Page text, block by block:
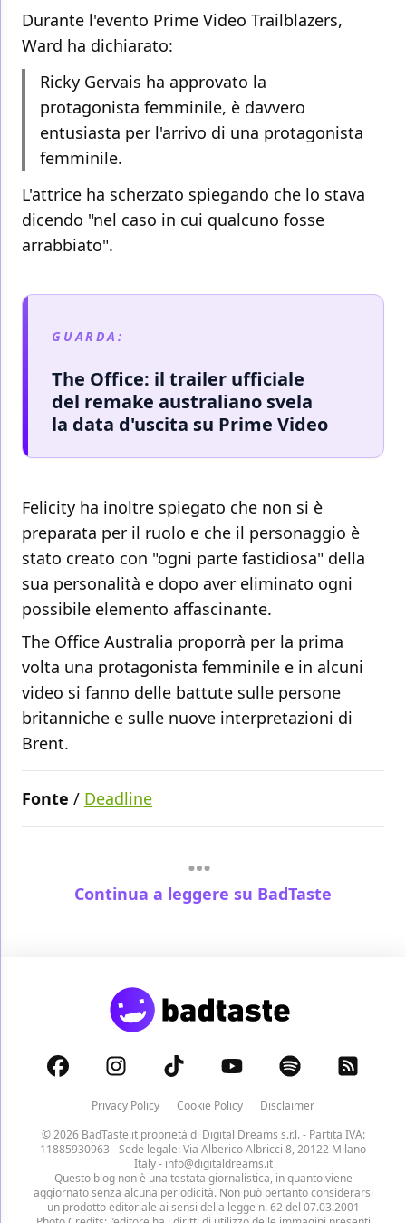
Durante l'evento Prime Video Trailblazers,
Ward ha dichiarato:
Ricky Gervais ha approvato la
protagonista femminile, è davvero
entusiasta per l'arrivo di una protagonista
femminile.
L'attrice ha scherzato spiegando che lo stava
dicendo "nel caso in cui qualcuno fosse
arrabbiato".
GUARDA:
The Office: il trailer ufficiale
del remake australiano svela
la data d'uscita su Prime Video
Felicity ha inoltre spiegato che non si è
preparata per il ruolo e che il personaggio è
stato creato con "ogni parte fastidiosa" della
sua personalità e dopo aver eliminato ogni
possibile elemento affascinante.
The Office Australia proporrà per la prima
volta una protagonista femminile e in alcuni
video si fanno delle battute sulle persone
britanniche e sulle nuove interpretazioni di
Brent.
Fonte / Deadline
Continua a leggere su BadTaste
Privacy Policy Cookie Policy
Disclaimer
© 2026 BadTaste.it proprietà di Digital Dreams s.r.l.- Partita IVA:
11885930963 - Sede legale: Via Alberico Albricci 8, 20122 Milano
Italy - info@digitaldreams.it
Questo blog non è una testata giornalistica, in quanto viene
aggiornato senza alcuna periodicità. Non può pertanto considerarsi
un prodotto editoriale ai sensi della legge n. 62 del 07.03.2001